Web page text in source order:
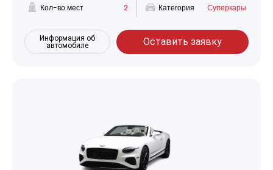
Кол-во мест 2 Категория Суперкары
Информация об
автомобиле
Оставить заявку